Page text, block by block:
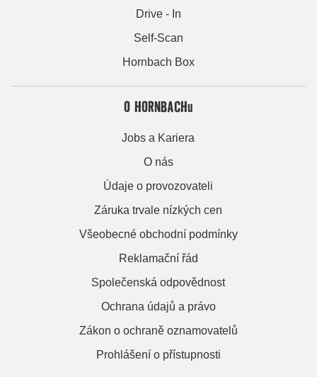
Drive - In
Self-Scan
Hornbach Box
O HORNBACHu
Jobs a Kariera
O nás
Údaje o provozovateli
Záruka trvale nízkých cen
Všeobecné obchodní podmínky
Reklamační řád
Společenská odpovědnost
Ochrana údajů a právo
Zákon o ochraně oznamovatelů
Prohlášení o přístupnosti